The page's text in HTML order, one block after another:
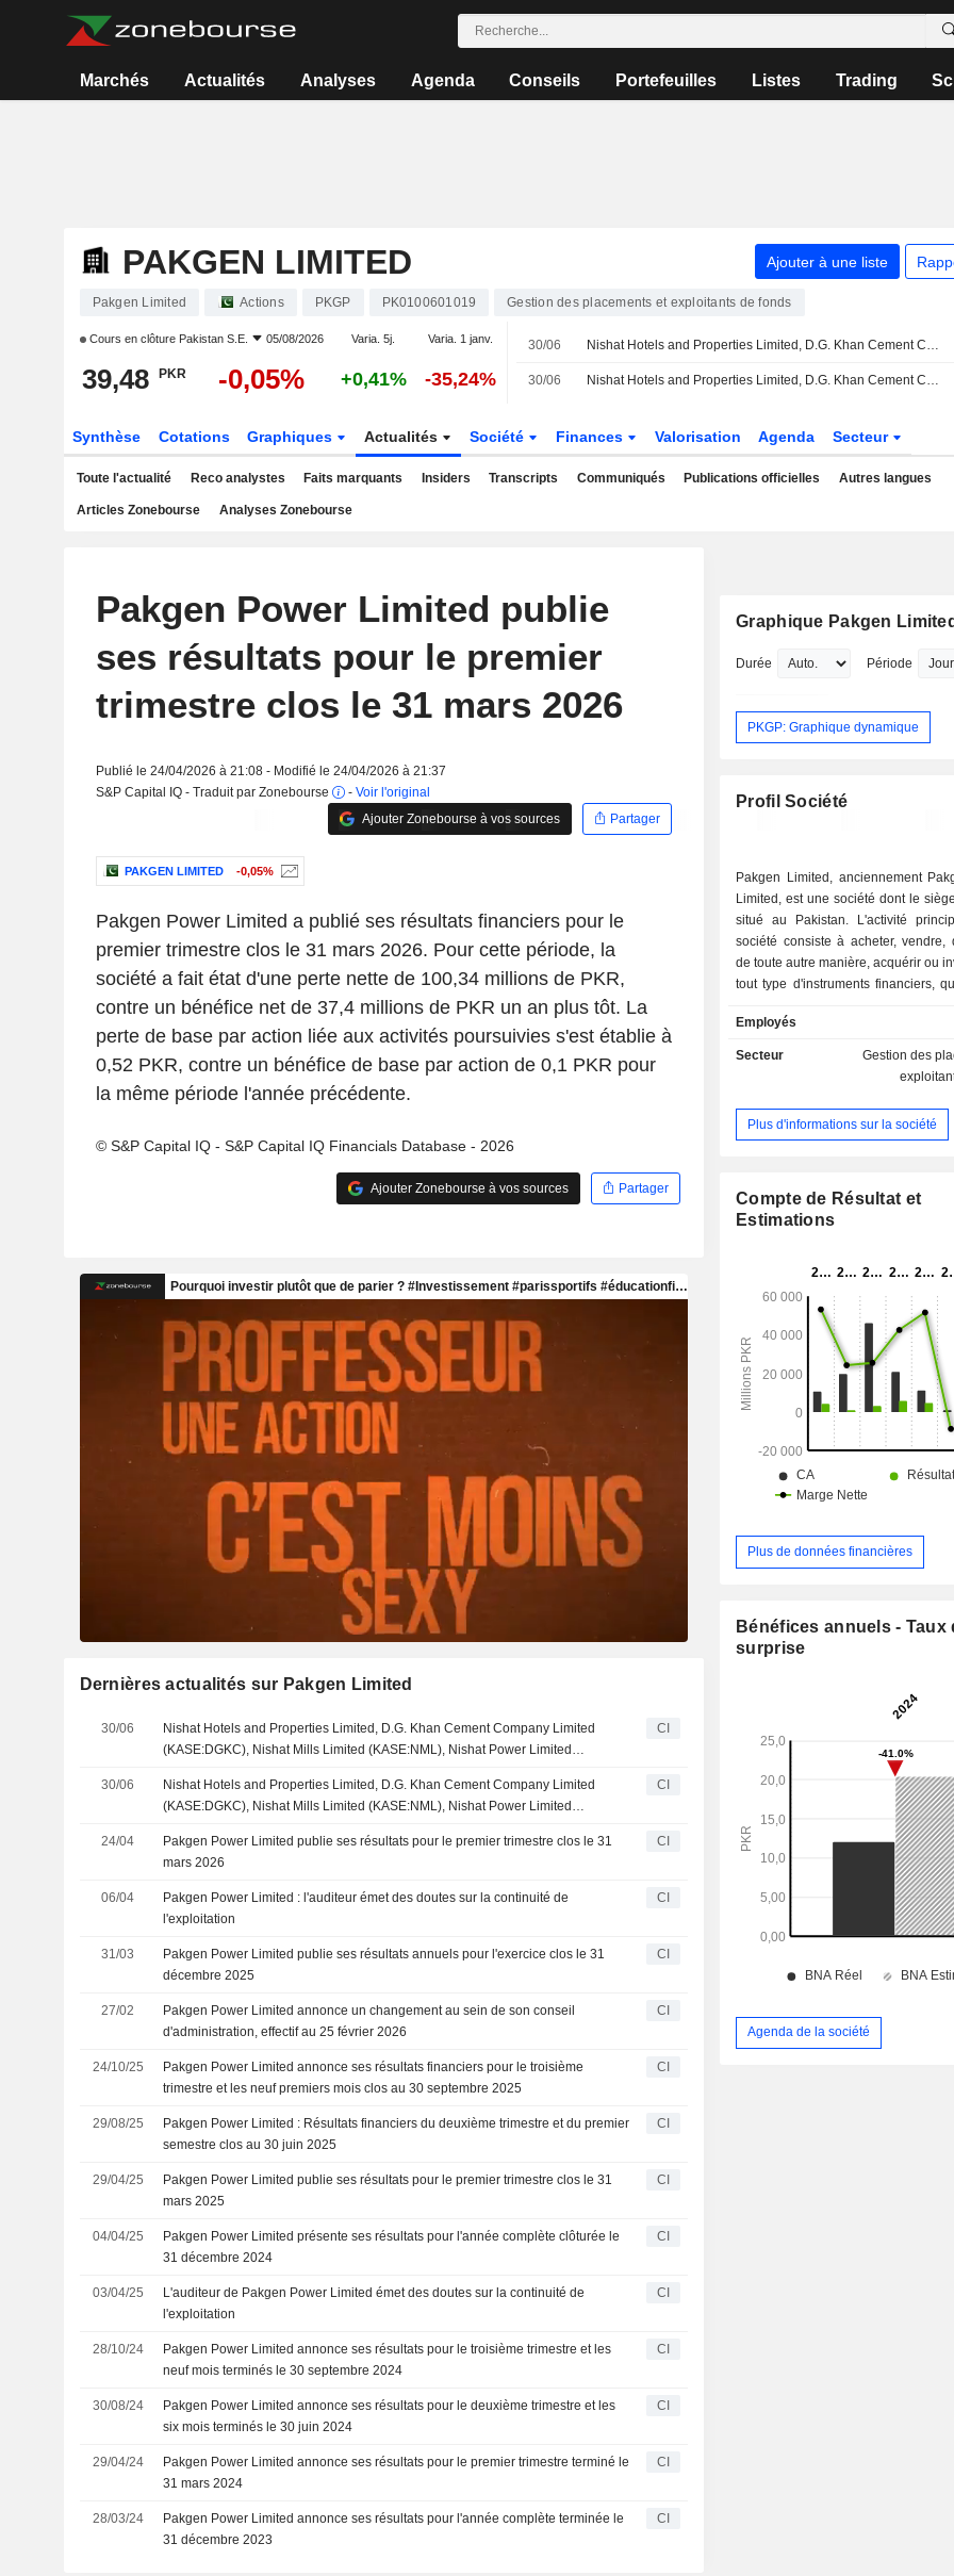
Marchés Actualités Analyses Agenda Conseils Portefeuilles Listes Trading
PAKGEN LIMITED Ajouter à une liste
Pakgen Limited Actions PKGP PK0100601019 Gestion des placements et exploitants de fonds
Cours en clôture Pakistan S.E. 05/08/2026 Varia. 5j. Varia. 1 janv.
39,48 PKR -0,05% +0,41% -35,24%
30/06 Nishat Hotels and Properties Limited, D.G. Khan Cement Company Limited (KASE:DGKC), Nishat Mills Limited (KASE:NML), Nishat Power Limited (KASE:NPL), Nishat Chunian Power Limited (KASE:NCPL), Lalpir Power Limited (KASE:LPL) et Pakgen Power Limited (KASE:PKGP) ont finalisé l'acquisition d'une participation de 13,41 % dans Rafhan Maize Products Co. Limited (KASE:RMPL) auprès d'un groupe d'actionnaires.
30/06 Nishat Hotels and Properties Limited, D.G. Khan Cement Company Limited (KASE:DGKC), Nishat Mills Limited (KASE:NML), Nishat Power Limited (KASE:NPL), Nishat Chunian Power Limited (KASE:NCPL), Lalpir Power Limited (KASE:LPL) et Pakgen Power Limited (KASE:PKGP) ont finalisé l'acquisition d'une participation de 3,20 % dans Rafhan Maize Products Co. Limited (KASE:RMPL).
Synthèse Cotations Graphiques Actualités Société Finances Valorisation Agenda Secteur
Toute l'actualité Reco analystes Faits marquants Insiders Transcripts Communiqués Publications officielles Autres langues
Articles Zonebourse Analyses Zonebourse
Pakgen Power Limited publie
ses résultats pour le premier
trimestre clos le 31 mars 2026
Publié le 24/04/2026 à 21:08 - Modifié le 24/04/2026 à 21:37
S&P Capital IQ - Traduit par Zonebourse
- Voir l'original
Ajouter Zonebourse à vos sources
Partager
PAKGEN LIMITED -0,05%
Pakgen Power Limited a publié ses résultats financiers pour le
premier trimestre clos le 31 mars 2026. Pour cette période, la
société a fait état d'une perte nette de 100,34 millions de PKR,
contre un bénéfice net de 37,4 millions de PKR un an plus tôt. La
perte de base par action liée aux activités poursuivies s'est établie à
0,52 PKR, contre un bénéfice de base par action de 0,1 PKR pour
la même période l'année précédente.
© S&P Capital IQ - S&P Capital IQ Financials Database - 2026
Ajouter Zonebourse à vos sources Partager
Dernières actualités sur Pakgen Limited
30/06
Nishat Hotels and Properties Limited, D.G. Khan Cement Company Limited
(KASE:DGKC), Nishat Mills Limited (KASE:NML), Nishat Power Limited
(KASE:LPL) et Pakgen Power Limited (KASE:PKGP) ont finalisé l'acquisition
d'une participation de 13,41 % dans Rafhan Maize Products Co. Limited
(KASE:RMPL) auprès d'un groupe d'actionnaires.
CI
30/06
Nishat Hotels and Properties Limited, D.G. Khan Cement Company Limited
(KASE:DGKC), Nishat Mills Limited (KASE:NML), Nishat Power Limited
(KASE:LPL) et Pakgen Power Limited (KASE:PKGP) ont finalisé l'acquisition
d'une participation de 3,20 % dans Rafhan Maize Products Co. Limited
(KASE:RMPL).
CI
24/04
Pakgen Power Limited publie ses résultats pour le premier trimestre clos le 31
mars 2026
CI
06/04
Pakgen Power Limited : l'auditeur émet des doutes sur la continuité de
l'exploitation
CI
31/03
Pakgen Power Limited publie ses résultats annuels pour l'exercice clos le 31
décembre 2025
CI
27/02
Pakgen Power Limited annonce un changement au sein de son conseil
d'administration, effectif au 25 février 2026
CI
24/10/25
Pakgen Power Limited annonce ses résultats financiers pour le troisième
trimestre et les neuf premiers mois clos au 30 septembre 2025
CI
29/08/25
Pakgen Power Limited : Résultats financiers du deuxième trimestre et du premier
semestre clos au 30 juin 2025
CI
29/04/25
Pakgen Power Limited publie ses résultats pour le premier trimestre clos le 31
mars 2025
CI
04/04/25
Pakgen Power Limited présente ses résultats pour l'année complète clôturée le
31 décembre 2024
CI
03/04/25
L'auditeur de Pakgen Power Limited émet des doutes sur la continuité de
l'exploitation
CI
28/10/24
Pakgen Power Limited annonce ses résultats pour le troisième trimestre et les
neuf mois terminés le 30 septembre 2024
CI
30/08/24
Pakgen Power Limited annonce ses résultats pour le deuxième trimestre et les
six mois terminés le 30 juin 2024
CI
29/04/24
Pakgen Power Limited annonce ses résultats pour le premier trimestre terminé le
31 mars 2024
CI
28/03/24
Pakgen Power Limited annonce ses résultats pour l'année complète terminée le
31 décembre 2023
CI
Graphique Pakgen Limited
Durée Période
PKGP: Graphique dynamique
Profil Société
Pakgen Limited, anciennement
Limited, est une société dont le
situé au Pakistan. L'activité
société consiste à acheter, vendre,
de toute autre manière, acquérir ou
tout type d'instruments financiers,
compris, sans s'y limiter, les actions,
sociétés, les obligations, les titres
les certificats de fonds communs de
sukuk, certificats de participation à
certificats de financement à terme,
que ce soit, ainsi que les
émis ou garantis par le
Employés
Secteur
Gestion des
Plus d'informations sur la société
Compte de Résultat et
Estimations
Plus de données financières
Bénéfices annuels - Taux
surprise
Agenda de la société